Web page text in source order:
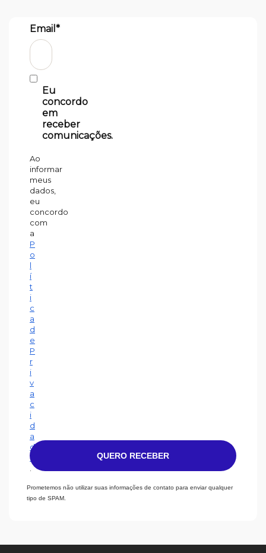
Email*
Eu
concordo
em
receber
comunicações.
Ao
informar
meus
dados,
eu
concordo
com
a
P
o
l
í
t
i
c
a
d
e
P
r
i
v
a
c
i
d
a
d
e
QUERO RECEBER
Prometemos não utilizar suas informações de contato para enviar qualquer
tipo de SPAM.